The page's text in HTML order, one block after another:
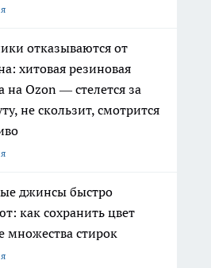
отказываются от
хитовая резиновая
на Ozon — стелется за
не скользит, смотрится
джинсы быстро
как сохранить цвет
множества стирок